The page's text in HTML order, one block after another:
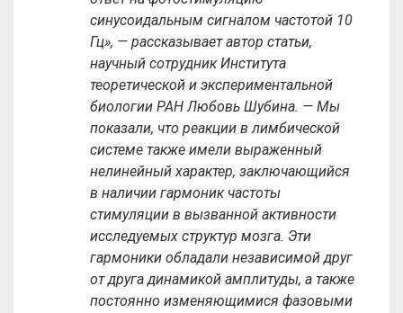
синусоидальным сигналом частотой 10
Гц», — рассказывает автор статьи,
научный сотрудник Института
теоретической и экспериментальной
биологии РАН Любовь Шубина. — Мы
показали, что реакции в лимбической
системе также имели выраженный
нелинейный характер, заключающийся
в наличии гармоник частоты
стимуляции в вызванной активности
исследуемых структур мозга. Эти
гармоники обладали независимой друг
от друга динамикой амплитуды, а также
постоянно изменяющимися фазовыми